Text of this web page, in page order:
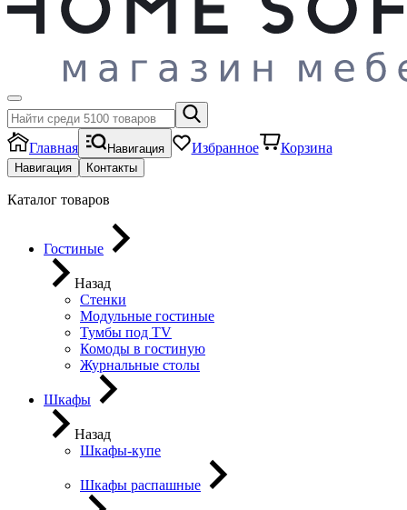
Главная Навигация Избранное Корзина
Навигация Контакты
Каталог товаров
Гостиные
Назад
Стенки
Модульные гостиные
Тумбы под ТV
Комоды в гостиную
Журнальные столы
Шкафы
Назад
Шкафы-купе
Шкафы распашные